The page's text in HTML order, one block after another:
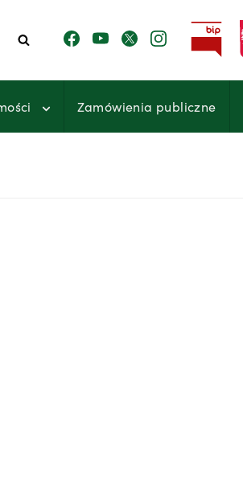
Zamówienia publiczne